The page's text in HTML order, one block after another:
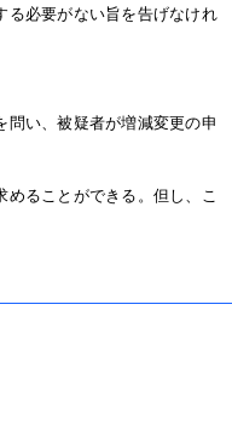
必要がない旨を告げなけれ
い、被疑者が増減変更の申
ることができる。但し、こ